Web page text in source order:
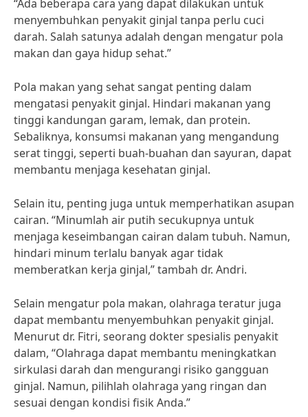
“Ada beberapa cara yang dapat dilakukan untuk
menyembuhkan penyakit ginjal tanpa perlu cuci
darah. Salah satunya adalah dengan mengatur pola
makan dan gaya hidup sehat.”
Pola makan yang sehat sangat penting dalam
mengatasi penyakit ginjal. Hindari makanan yang
tinggi kandungan garam, lemak, dan protein.
Sebaliknya, konsumsi makanan yang mengandung
serat tinggi, seperti buah-buahan dan sayuran, dapat
membantu menjaga kesehatan ginjal.
Selain itu, penting juga untuk memperhatikan asupan
cairan. “Minumlah air putih secukupnya untuk
menjaga keseimbangan cairan dalam tubuh. Namun,
hindari minum terlalu banyak agar tidak
memberatkan kerja ginjal,” tambah dr. Andri.
Selain mengatur pola makan, olahraga teratur juga
dapat membantu menyembuhkan penyakit ginjal.
Menurut dr. Fitri, seorang dokter spesialis penyakit
dalam, “Olahraga dapat membantu meningkatkan
sirkulasi darah dan mengurangi risiko gangguan
ginjal. Namun, pilihlah olahraga yang ringan dan
sesuai dengan kondisi fisik Anda.”